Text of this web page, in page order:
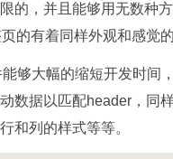
，并且能够用无数种方
的有着同样外观和感觉的
大幅的缩短开发时间
数据以匹配header，同
和列的样式等等。